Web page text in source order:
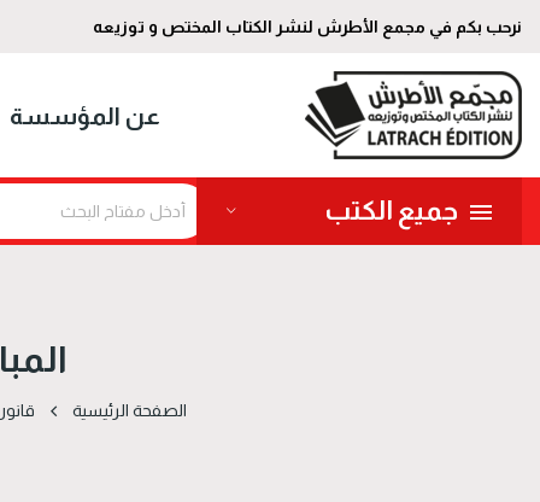
نرحب بكم في مجمع الأطرش لنشر الكتاب المختص و توزيعه
عن المؤسسة
جميع الكتب
الصفحة الرئيسية